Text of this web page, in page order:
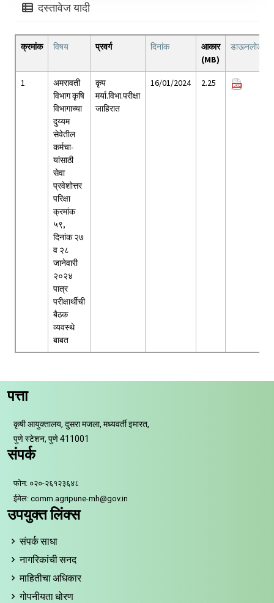
दस्तावेज यादी
क्रमांक विषय प्रवर्ग दिनांक
आकार
(MB)
डाऊनलोड
1
अमरावती
विभाग कृषि
विभागाच्या
दुय्यम
सेवेतील
कर्मचा-
यांसाठी
सेवा
प्रवेशोत्तर
परिक्षा
क्रमांक
५९,
दिनांक २७
व २८
जानेवारी
२०२४
पात्र
परीक्षार्थीची
बैठक
व्यवस्थे
बाबत
कृप
मर्या.विभा.परीक्षा
जाहिरात
16/01/2024 2.25
पत्ता
कृषी आयुक्तालय, दुसरा मजला, मध्यवर्ती इमारत,
पुणे स्टेशन, पुणे 411001
संपर्क
फोन: ०२०-२६१२३६४८
ईमेल: comm.agripune-mh@gov.in
उपयुक्त लिंक्स
संपर्क साधा
नागरिकांची सनद
माहितीचा अधिकार
गोपनीयता धोरण